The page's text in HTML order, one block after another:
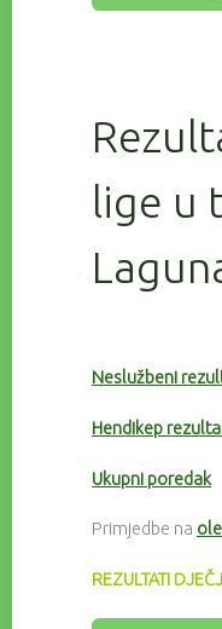
lige u
Neslužbeni
Hendikep
Ukupni poredak
Primjedbe na
REZULTATI